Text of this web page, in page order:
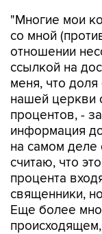
"Многие мои
со мной
отношении
ссылкой на
меня, что
нашей церкви
процентов, -
информация
на самом деле
считаю, что
процента
священники,
Еще более